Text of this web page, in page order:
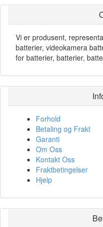
Vi er produsent,
batterier, videokamera
for batterier, batterier,
Forhold
Betaling og Frakt
Garanti
Om Oss
Kontakt Oss
Fraktbetingelser
Hjelp